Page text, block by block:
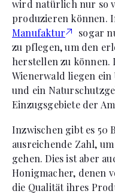
wird natürlich nur so
produzieren können.
Manufaktur
sogar
zu pflegen, um den
herstellen zu
Wienerwald liegen
und ein
Einzugsgebiete der
Inzwischen gibt es 50
ausreichende Zahl,
gehen. Dies ist aber
Honigmacher, denen
die Qualität ihres